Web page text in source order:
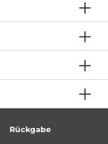
Rückgabe